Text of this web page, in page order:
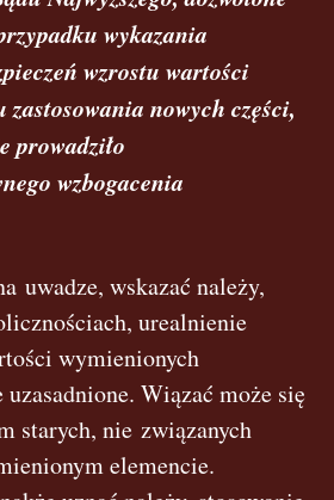
wykazania
wzrostu wartości
nowych części,
prowadziło
wzbogacenia
uwadze, wskazać należy,
urealnienie
wymienionych
Wiązać może się
starych, nie związanych
elemencie.